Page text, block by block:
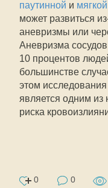
паутинной и мягкой
может развиться
аневризмы или
Аневризма сосудов
10 процентов
большинстве
этом
является одним
риска
0 0